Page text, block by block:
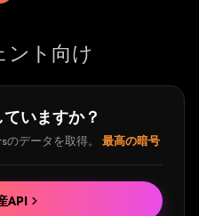
ント向け
いますか？
データを取得。
最高の暗号
API